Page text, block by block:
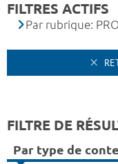
FILTRES ACTIFS
Par rubrique:
FILTRE DE
Par type de